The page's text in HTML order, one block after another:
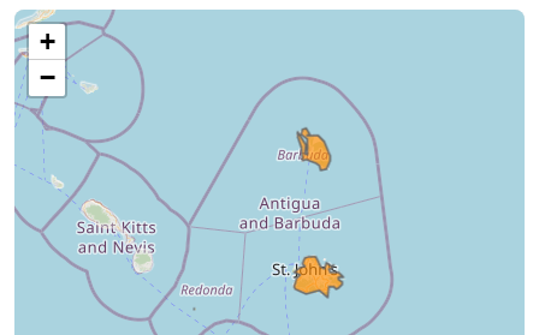
+
−